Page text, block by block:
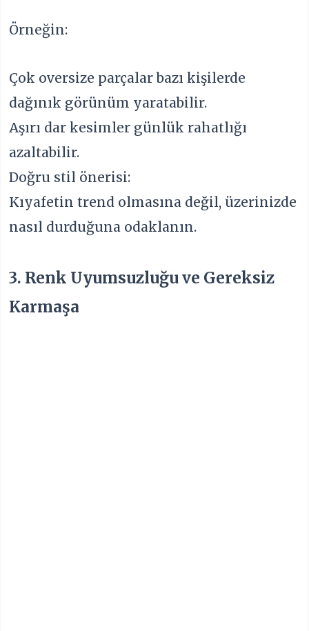
Örneğin:
Çok oversize parçalar bazı kişilerde
dağınık görünüm yaratabilir.
Aşırı dar kesimler günlük rahatlığı
azaltabilir.
Doğru stil önerisi:
Kıyafetin trend olmasına değil, üzerinizde
nasıl durduğuna odaklanın.
3. Renk Uyumsuzluğu ve Gereksiz
Karmaşa